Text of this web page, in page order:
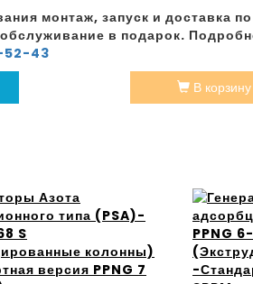
монтаж, запуск и доставка
в подарок.
52-43
В корзину